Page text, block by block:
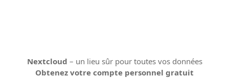
Nextcloud – un lieu sûr pour toutes vos données
Obtenez votre compte personnel gratuit